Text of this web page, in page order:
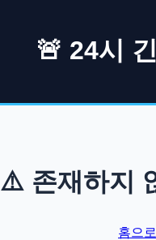
🚨 24시
⚠️ 존재하지
홈으